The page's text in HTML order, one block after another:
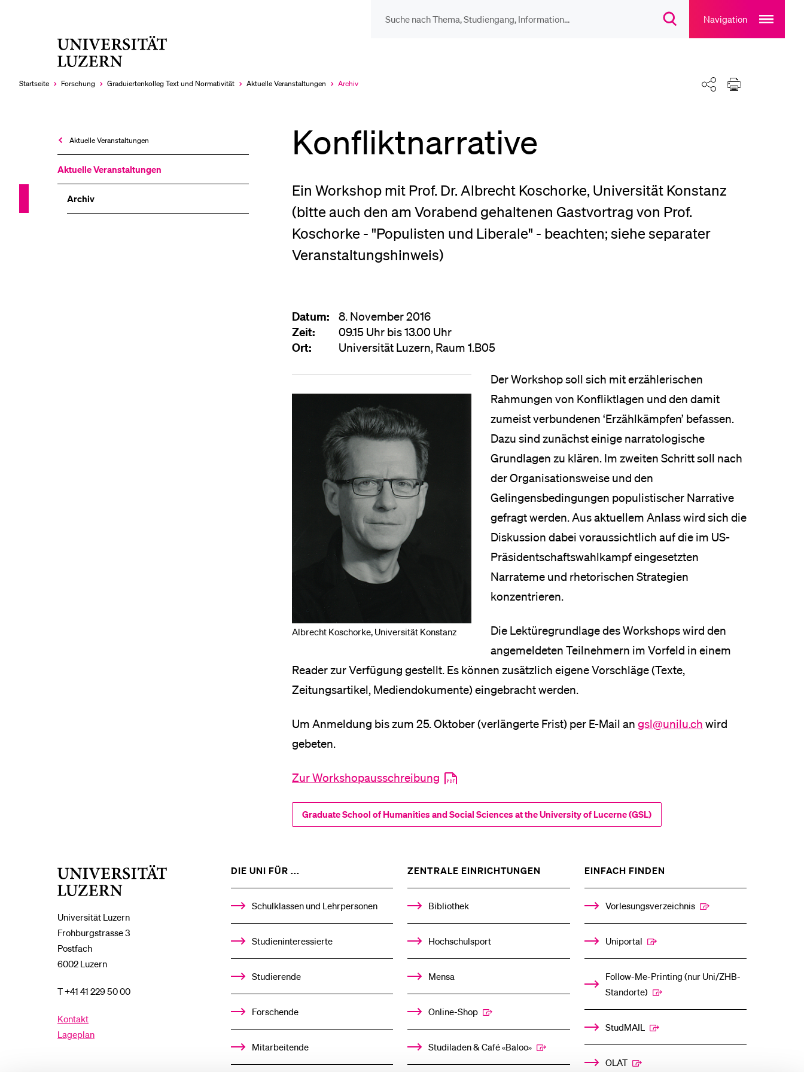
SuchdialogNavigation
main
navigation
Startseite Forschung Graduiertenkolleg Text und Normativität Aktuelle Veranstaltungen
Aktuell
Archiv Kalender
Teilen Drucken
Aktuelle Veranstaltungen
Aktuelle Veranstaltungen
Archiv
Konfliktnarrative
Ein Workshop mit Prof. Dr. Albrecht Koschorke, Universität Konstanz
(bitte auch den am Vorabend gehaltenen Gastvortrag von Prof.
Koschorke - "Populisten und Liberale" - beachten; siehe separater
Veranstaltungshinweis)
Datum: 8. November 2016
Zeit: 09.15 Uhr bis 13.00 Uhr
Ort: Universität Luzern, Raum 1.B05
Albrecht Koschorke, Universität Konstanz
Der Workshop soll sich mit erzählerischen
Rahmungen von Konfliktlagen und den damit
zumeist verbundenen ‘Erzählkämpfen’ befassen.
Dazu sind zunächst einige narratologische
Grundlagen zu klären. Im zweiten Schritt soll nach
der Organisationsweise und den
Gelingensbedingungen populistischer Narrative
gefragt werden. Aus aktuellem Anlass wird sich die
Diskussion dabei voraussichtlich auf die im US-
Präsidentschafts­wahl­kampf eingesetzten
Narrateme und rhetorischen Strategien
konzentrie­ren.
Die Lektüregrundlage des Workshops wird den
angemeldeten Teil­neh­mern im Vorfeld in einem
Reader zur Verfügung gestellt. Es können zusätzlich eigene Vor­schläge (Texte,
Zeitungsartikel, Mediendokumente) eingebracht werden.
Um Anmeldung bis zum 25. Oktober (verlängerte Frist) per E-Mail an gsl@unilu.ch wird
gebeten.
Zur Workshopausschreibung
Graduate School of Humanities and Social Sciences at the University of Lucerne (GSL)
Universität Luzern
Frohburgstrasse 3
Postfach
6002 Luzern
T +41 41 229 50 00
Kontakt
Lageplan
DIE UNI FÜR ...
%1$S
UNTERMENÜ
Schulklassen und Lehrpersonen
Studieninteressierte
Studierende
Forschende
Mitarbeitende
ZENTRALE EINRICHTUNGEN
%1$S
UNTERMENÜ
Bibliothek
Hochschulsport
Mensa
Online-Shop
Studiladen & Café «Baloo»
EINFACH FINDEN
%1$S
UNTERMENÜ
Vorlesungsverzeichnis
Uniportal
Follow-Me-Printing­ ­(nur Uni/ZHB-
Standorte)
StudMAIL
OLAT
LETZTE SUCHEN
Schulklassen und
Studien­interessierte
Studierende
Mitarbeitende
Stellensuchende
Förderer
Medien
Menuplan Mensa